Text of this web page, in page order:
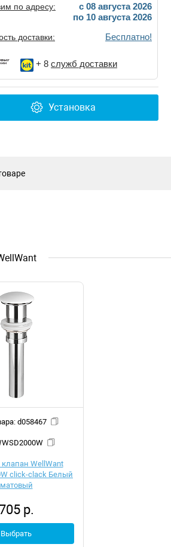
по адресу:
c 08 августа 2026
по 10 августа 2026
доставки: Бесплатно!
+ 8 служб доставки
Установка
Код товара: d058467
WWSD2000W
WellWant
click-clack Белый
матовый
р.
Выбрать